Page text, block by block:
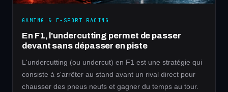
GAMING & E-SPORT RACING
En F1, l'undercutting permet de passer
devant sans dépasser en piste
L'undercutting (ou undercut) en F1 est une stratégie qui
consiste à s'arrêter au stand avant un rival direct pour
chausser des pneus neufs et gagner du temps au tour.